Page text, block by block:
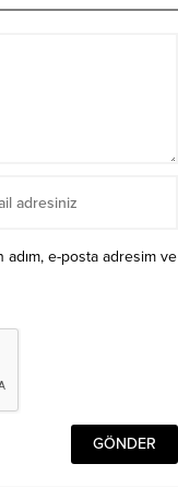
adım, e-posta adresim ve